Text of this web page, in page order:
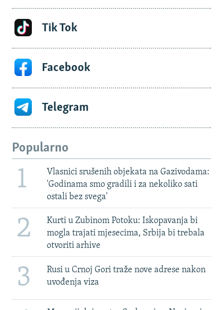
Tik Tok
Facebook
Telegram
Popularno
1
Vlasnici srušenih objekata na Gazivodama:
'Godinama smo gradili i za nekoliko sati
ostali bez svega'
2
Kurti u Zubinom Potoku: Iskopavanja bi
mogla trajati mjesecima, Srbija bi trebala
otvoriti arhive
3
Rusi u Crnoj Gori traže nove adrese nakon
uvođenja viza